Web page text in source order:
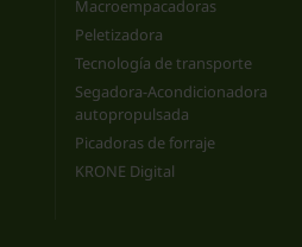
Macroempacadoras
Peletizadora
Tecnología de transporte
Segadora-Acondicionadora
autopropulsada
Picadoras de forraje
KRONE Digital